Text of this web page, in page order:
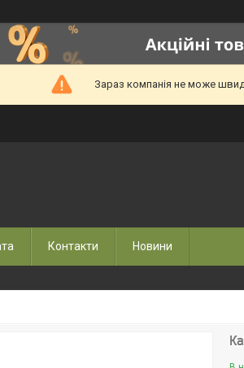
Зараз компанія не може
Контакти Новини